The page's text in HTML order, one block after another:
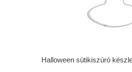
Halloween sütikiszúró